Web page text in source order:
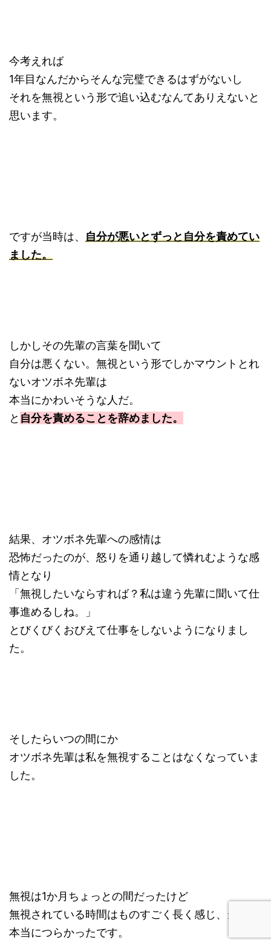
今考えれば
1年目なんだからそんな完璧できるはずがないし
それを無視という形で追い込むなんてありえないと
思います。
ですが当時は、 自分が悪いとずっと自分を責めてい
ました。
しかしその先輩の言葉を聞いて
自分は悪くない。無視という形でしかマウントとれ
ないオツボネ先輩は
本当にかわいそうな人だ。
と 自分を責めることを辞めました。
結果、オツボネ先輩への感情は
恐怖だったのが、怒りを通り越して憐れむような感
情となり
「無視したいならすれば？私は違う先輩に聞いて仕
事進めるしね。」
とびくびくおびえて仕事をしないようになりまし
た。
そしたらいつの間にか
オツボネ先輩は私を無視することはなくなっていま
した。
無視は1か月ちょっとの間だったけど
無視されている時間はものすごく長く感じ、当時は
本当につらかったです。